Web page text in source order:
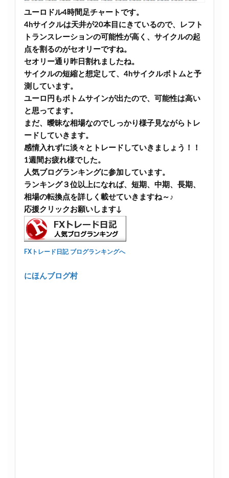
ユーロドル4時間足チャートです。
4hサイクルは天井が20本目にきているので、レフト
トランスレーションの可能性が高く、サイクルの起
点を割るのがセオリーですね。
セオリー通り昨日割れましたね。
サイクルの短縮と想定して、4hサイクルボトムと予
測しています。
ユーロ円もボトムサインが出たので、可能性は高い
と思ってます。
まだ、曖昧な相場なのでしっかり様子見ながらトレ
ードしていきます。
感情入れずに淡々とトレードしていきましょう！！
1週間お疲れ様でした。
人気ブログランキングに参加しています。
ランキング３位以上になれば、短期、中期、長期、
相場の転換点を詳しく載せていきますね～♪
応援クリックお願いします↓
FXトレード日記 ブログランキングへ
にほんブログ村